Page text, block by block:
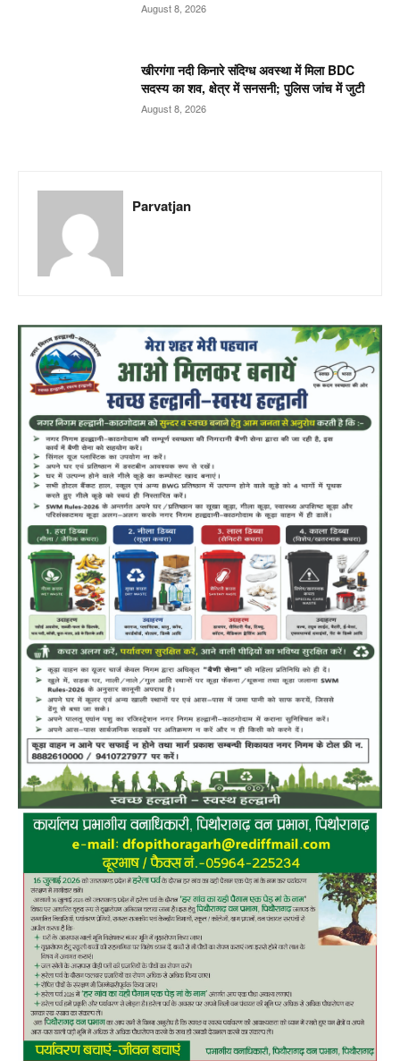
August 8, 2026
खीरगंगा नदी किनारे संदिग्ध अवस्था में मिला BDC
सदस्य का शव, क्षेत्र में सनसनी; पुलिस जांच में जुटी
August 8, 2026
Parvatjan